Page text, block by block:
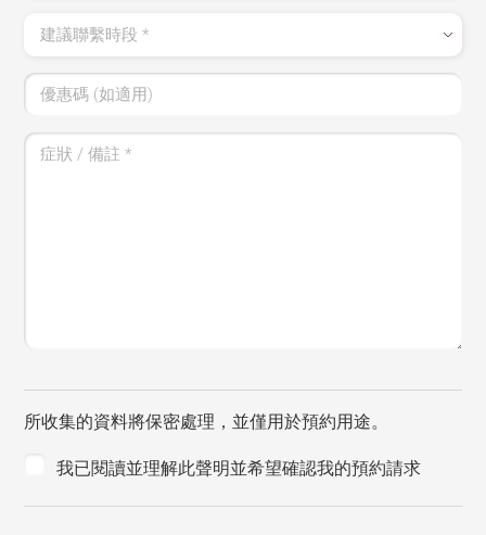
建議聯繫時段*
優惠碼 (如適用)
症狀 / 備註*
所收集的資料將保密處理，並僅用於預約用途。
我已閱讀並理解此聲明並希望確認我的預約請求